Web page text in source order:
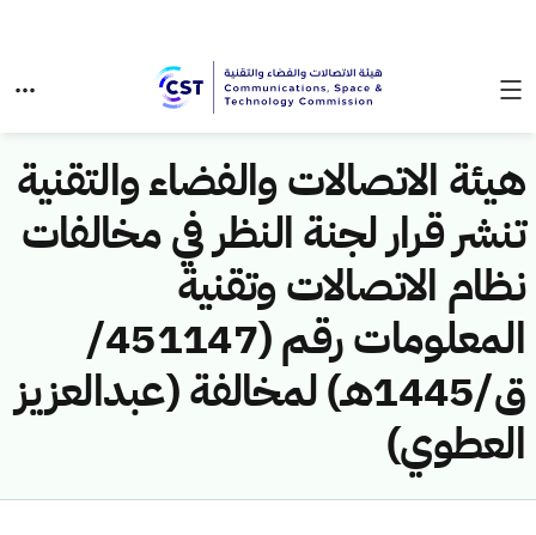
هيئة الاتصالات والفضاء والتقنية
تنشر قرار لجنة النظر في مخالفات
نظام الاتصالات وتقنية
المعلومات رقم (451147/
ق/1445هـ) لمخالفة (عبدالعزيز
العطوي)